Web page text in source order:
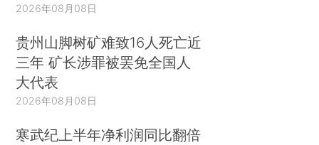
2026年08月08日
贵州山脚树矿难致16人死亡近
三年 矿长涉罪被罢免全国人
大代表
2026年08月08日
寒武纪上半年净利润同比翻倍